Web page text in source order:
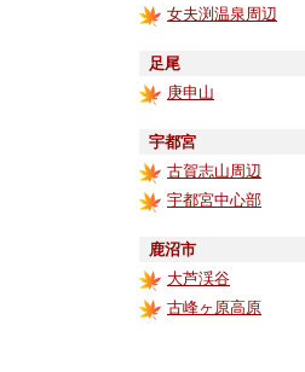
女夫渕温泉周辺
足尾
庚申山
宇都宮
古賀志山周辺
宇都宮中心部
鹿沼市
大芦渓谷
古峰ヶ原高原